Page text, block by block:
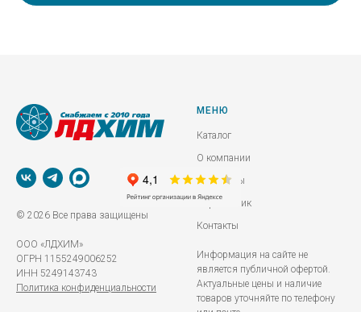
© 2026 Все права защищены
ООО «ЛДХИМ»
ОГРН 1155249006252
ИНН 5249143743
Политика конфиденциальности
МЕНЮ
Каталог
О компании
Реквизиты
Справочник
Контакты
Информация на сайте не
является публичной офертой.
Актуальные цены и наличие
товаров уточняйте по телефону